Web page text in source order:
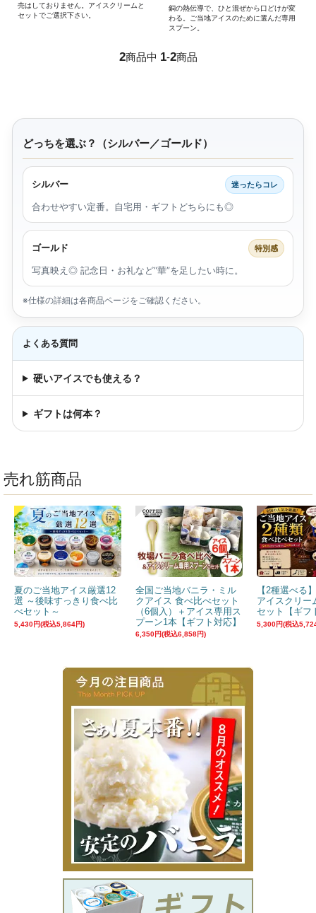
売はしておりません。アイスクリームと
セットでご選択下さい。
銅の熱伝導で、ひと混ぜから口どけが変
わる。ご当地アイスのために選んだ専用
スプーン。
2商品中 1-2商品
どっちを選ぶ？（シルバー／ゴールド）
シルバー 迷ったらコレ
合わせやすい定番。自宅用・ギフトどちらにも◎
ゴールド 特別感
写真映え◎ 記念日・お礼など“華”を足したい時に。
※仕様の詳細は各商品ページをご確認ください。
よくある質問
硬いアイスでも使える？
ギフトは何本？
売れ筋商品
夏のご当地アイス厳選12
選 ～後味すっきり食べ比
べセット～
5,430円(税込5,864円)
全国ご当地バニラ・ミル
クアイス 食べ比べセット
（6個入）＋アイス専用ス
プーン1本【ギフト対応】
6,350円(税込6,858円)
【2種選べる
アイスクリー
セット【ギフ
5,300円(税込